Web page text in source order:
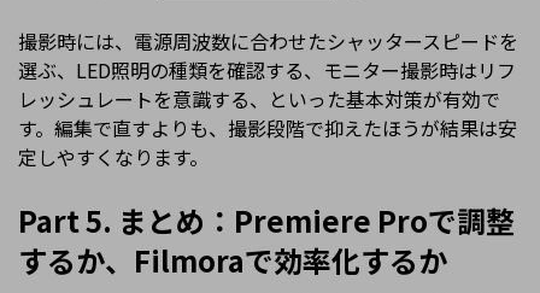
撮影時には、電源周波数に合わせたシャッタースピードを
選ぶ、LED照明の種類を確認する、モニター撮影時はリフ
レッシュレートを意識する、といった基本対策が有効で
す。編集で直すよりも、撮影段階で抑えたほうが結果は安
定しやすくなります。
Part 5. まとめ：Premiere Proで調整
するか、Filmoraで効率化するか